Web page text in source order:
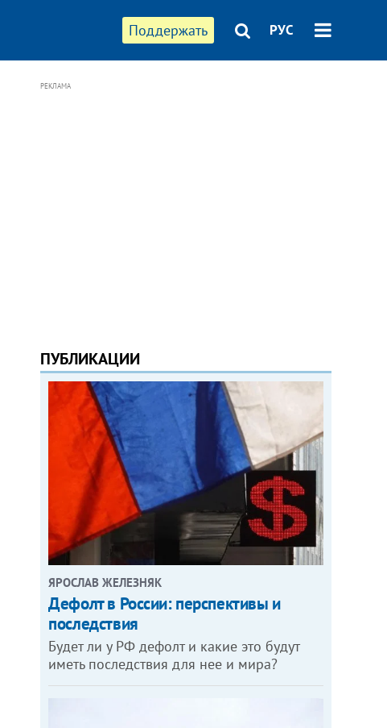
Поддержать РУС
РЕКЛАМА
ПУБЛИКАЦИИ
ЯРОСЛАВ ЖЕЛЕЗНЯК
Дефолт в России: перспективы и
последствия
Будет ли у РФ дефолт и какие это будут
иметь последствия для нее и мира?